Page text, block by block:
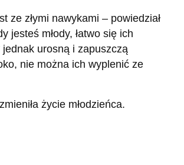
ze złymi nawykami – powiedział
jesteś młody, łatwo się ich
urosną i zapuszczą
nie można ich wyplenić ze
życie młodzieńca.